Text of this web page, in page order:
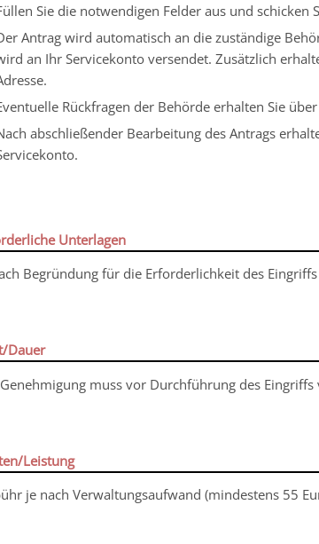
Sie die notwendigen Felder aus und schicken
Antrag wird automatisch an die zuständige
an Ihr Servicekonto versendet. Zusätzlich
Rückfragen der Behörde erhalten Sie
abschließender Bearbeitung des Antrags
Unterlagen
Begründung für die Erforderlichkeit des
Dauer
muss vor Durchführung des
Leistung
je nach Verwaltungsaufwand (mindestens 55